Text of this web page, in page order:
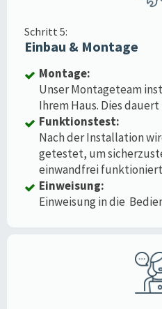
Schritt 5:
Einbau & Montage
Montage:
Unser Montageteam
Ihrem Haus. Dies
Funktionstest:
Nach der Installation
getestet, um
einwandfrei
Einweisung:
Einweisung in die